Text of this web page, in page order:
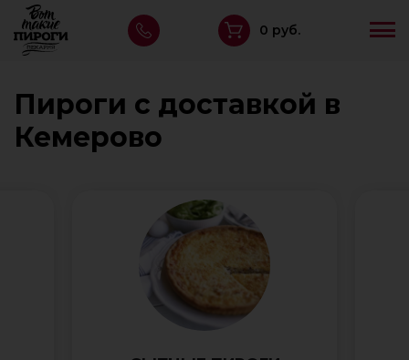
0 руб.
Пироги с доставкой в
Кемерово